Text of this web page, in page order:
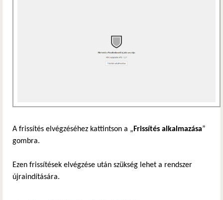
A frissítés elvégzéséhez kattintson a „ Frissítés alkalmazása”
gombra.
Ezen frissítések elvégzése után szükség lehet a rendszer
újraindítására.